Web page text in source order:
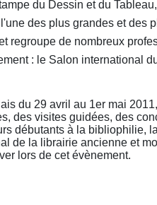
du Dessin et du Tableau,
des plus grandes et des
regroupe de nombreux
: le Salon international
du 29 avril au 1er mai
des visites guidées, des
débutants à la bibliophilie,
de la librairie ancienne et
lors de cet évènement.